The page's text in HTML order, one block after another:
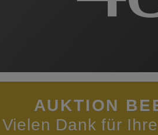
AUKTION
Vielen Dank für